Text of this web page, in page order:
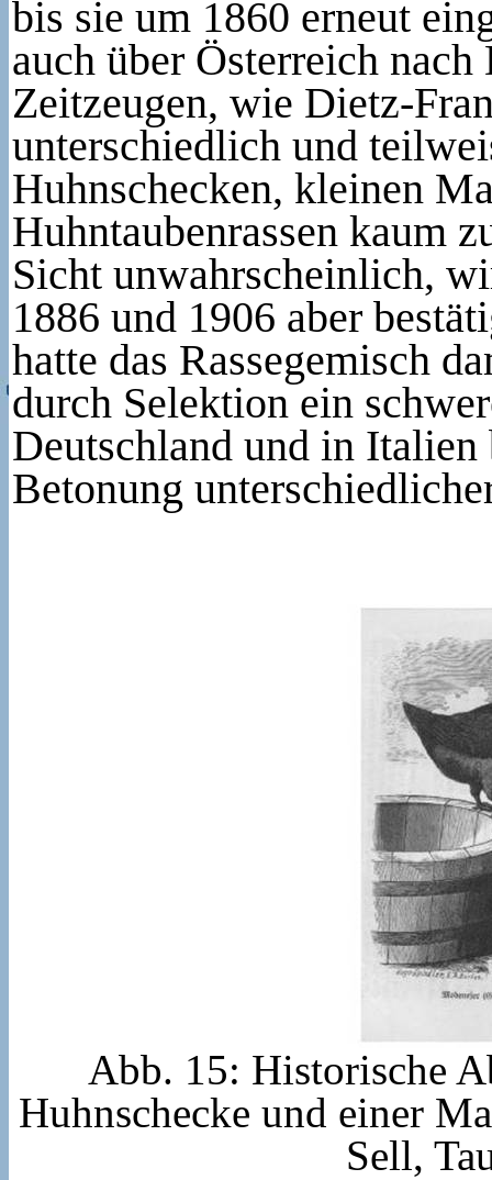
bis sie um 1860 erneut
auch über Österreich
Zeitzeugen, wie Dietz-
unterschiedlich und
Huhnschecken, kleinen
Huhntaubenrassen kaum
Sicht unwahrscheinlich,
1886 und 1906 aber
hatte das Rassegemisch
durch Selektion ein
Deutschland und in
Betonung
Abb. 15: Historische
Huhnschecke und einer
Sell,